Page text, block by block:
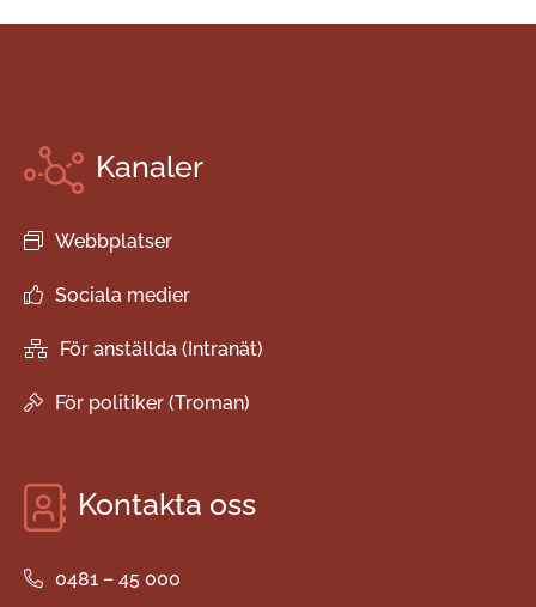
Kanaler
Webbplatser
Sociala medier
För anställda (Intranät)
För politiker (Troman)
Kontakta oss
0481 – 45 000